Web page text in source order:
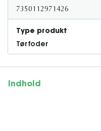
7350112971426
Type produkt
Tørfoder
Indhold